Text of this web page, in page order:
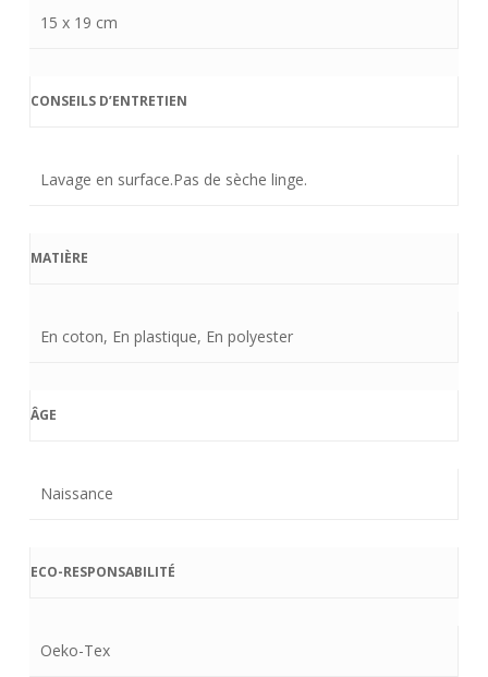
15 x 19 cm
CONSEILS D’ENTRETIEN
Lavage en surface.Pas de sèche linge.
MATIÈRE
En coton, En plastique, En polyester
ÂGE
Naissance
ECO-RESPONSABILITÉ
Oeko-Tex